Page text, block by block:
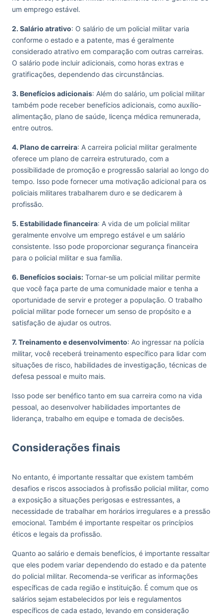
um emprego estável.
2. Salário atrativo: O salário de um policial militar varia
conforme o estado e a patente, mas é geralmente
considerado atrativo em comparação com outras carreiras.
O salário pode incluir adicionais, como horas extras e
gratificações, dependendo das circunstâncias.
3. Benefícios adicionais: Além do salário, um policial militar
também pode receber benefícios adicionais, como auxílio-
alimentação, plano de saúde, licença médica remunerada,
entre outros.
4. Plano de carreira: A carreira policial militar geralmente
oferece um plano de carreira estruturado, com a
possibilidade de promoção e progressão salarial ao longo do
tempo. Isso pode fornecer uma motivação adicional para os
policiais militares trabalharem duro e se dedicarem à
profissão.
5. Estabilidade financeira: A vida de um policial militar
geralmente envolve um emprego estável e um salário
consistente. Isso pode proporcionar segurança financeira
para o policial militar e sua família.
6. Benefícios sociais: Tornar-se um policial militar permite
que você faça parte de uma comunidade maior e tenha a
oportunidade de servir e proteger a população. O trabalho
policial militar pode fornecer um senso de propósito e a
satisfação de ajudar os outros.
7. Treinamento e desenvolvimento: Ao ingressar na polícia
militar, você receberá treinamento específico para lidar com
situações de risco, habilidades de investigação, técnicas de
defesa pessoal e muito mais.
Isso pode ser benéfico tanto em sua carreira como na vida
pessoal, ao desenvolver habilidades importantes de
liderança, trabalho em equipe e tomada de decisões.
Considerações finais
No entanto, é importante ressaltar que existem também
desafios e riscos associados à profissão policial militar, como
a exposição a situações perigosas e estressantes, a
necessidade de trabalhar em horários irregulares e a pressão
emocional. Também é importante respeitar os princípios
éticos e legais da profissão.
Quanto ao salário e demais benefícios, é importante ressaltar
que eles podem variar dependendo do estado e da patente
do policial militar. Recomenda-se verificar as informações
específicas de cada região e instituição. É comum que os
salários sejam estabelecidos por leis e regulamentos
específicos de cada estado, levando em consideração